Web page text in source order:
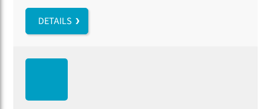
DETAILS